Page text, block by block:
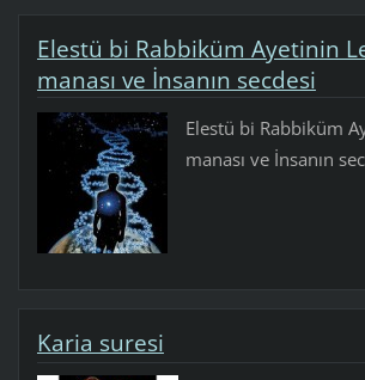
Elestü bi Rabbiküm Ayetinin
manası ve İnsanın secdesi
Elestü bi Rabbiküm
manası ve İnsanın
Karia suresi